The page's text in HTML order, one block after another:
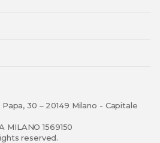
30 – 20149 Milano - Capitale
MILANO 1569150
reserved.